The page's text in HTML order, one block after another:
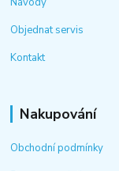
Objednat servis
Kontakt
Nakupování
Obchodní podmínky